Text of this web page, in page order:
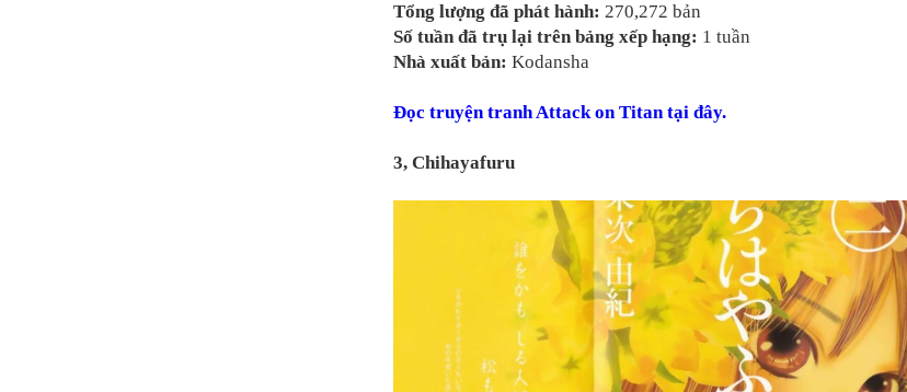
Tổng lượng đã phát hành: 270,272 bản
Số tuần đã trụ lại trên bảng xếp hạng: 1 tuần
Nhà xuất bản: Kodansha
Đọc truyện tranhAttack on Titan tại đây.
3, Chihayafuru